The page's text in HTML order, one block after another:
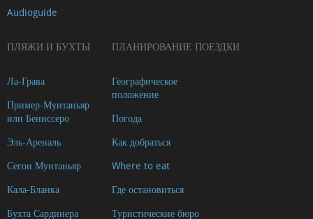
Audioguide
ПЛЯЖИ И БУХТЫ
Ла-Грава
Пример-Мунтаньяр
или Бениссеро
Эль-Ареналь
Сегон Мунтаньяр
Кала-Бланка
Бухта Сардинера
ПЛАНИРОВАНИЕ ПОЕЗДКИ
Географическое
положение
Погода
Как добраться
Where to eat
Где остановиться
Туристические бюро